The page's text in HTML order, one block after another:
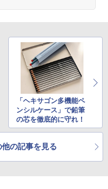
「ヘキサゴン多機能ペ
ンシルケース」で鉛筆
の芯を徹底的に守れ！
他の記事を見る